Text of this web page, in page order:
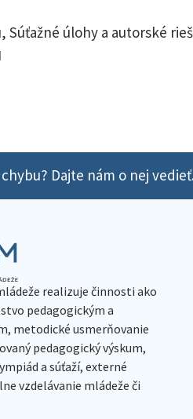
, Súťažné úlohy a autorské
Dajte nám o nej
realizuje činnosti ako
pedagogickým a
metodické usmerňovanie
pedagogický výskum,
a súťaží, externé
vzdelávanie mládeže či